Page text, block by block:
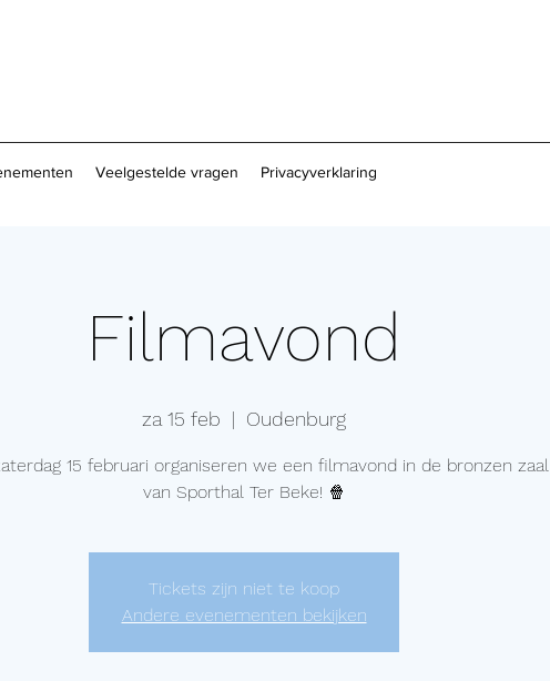
Veelgestelde vragen Privacyverklaring
Filmavond
za 15 feb
  |
Oudenburg
15 februari organiseren we een filmavond in de bronzen zaal
van Sporthal Ter Beke! 🍿
Tickets zijn niet te koop
Andere evenementen bekijken